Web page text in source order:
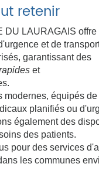
retenir
DU LAURAGAIS offre
et de
garantissant des
et
modernes, équipés
planifiés ou
également des
des patients.
pour des services
les communes